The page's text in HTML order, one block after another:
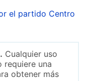
el partido Centro
Cualquier uso
requiere una
obtener más